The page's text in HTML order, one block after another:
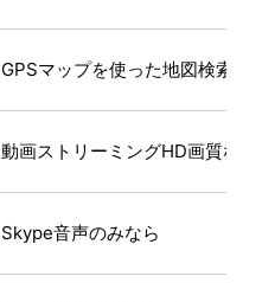
GPSマップを使った地図検索な
動画ストリーミングHD画質なら
Skype音声のみなら